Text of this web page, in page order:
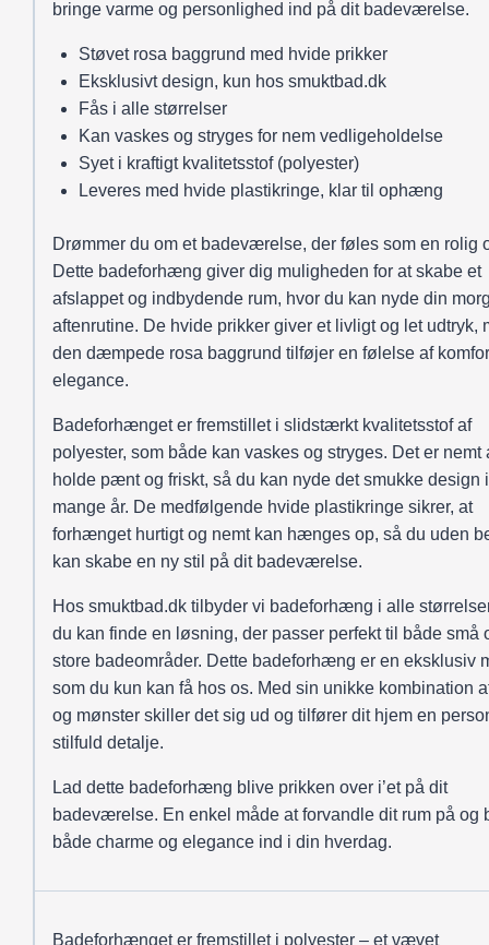
bringe varme og personlighed ind på dit badeværelse.
Støvet rosa baggrund med hvide prikker
Eksklusivt design, kun hos smuktbad.dk
Fås i alle størrelser
Kan vaskes og stryges for nem vedligeholdelse
Syet i kraftigt kvalitetsstof (polyester)
Leveres med hvide plastikringe, klar til ophæng
Drømmer du om et badeværelse, der føles som en rolig
Dette badeforhæng giver dig muligheden for at skabe et
afslappet og indbydende rum, hvor du kan nyde din
aftenrutine. De hvide prikker giver et livligt og let udtryk,
den dæmpede rosa baggrund tilføjer en følelse af
elegance.
Badeforhænget er fremstillet i slidstærkt kvalitetsstof af
polyester, som både kan vaskes og stryges. Det er nemt
holde pænt og friskt, så du kan nyde det smukke design i
mange år. De medfølgende hvide plastikringe sikrer, at
forhænget hurtigt og nemt kan hænges op, så du uden
kan skabe en ny stil på dit badeværelse.
Hos smuktbad.dk tilbyder vi badeforhæng i alle
du kan finde en løsning, der passer perfekt til både små
store badeområder. Dette badeforhæng er en eksklusiv
som du kun kan få hos os. Med sin unikke kombination
og mønster skiller det sig ud og tilfører dit hjem en
stilfuld detalje.
Lad dette badeforhæng blive prikken over i’et på dit
badeværelse. En enkel måde at forvandle dit rum på og
både charme og elegance ind i din hverdag.
Badeforhænget er fremstillet i polyester – et vævet